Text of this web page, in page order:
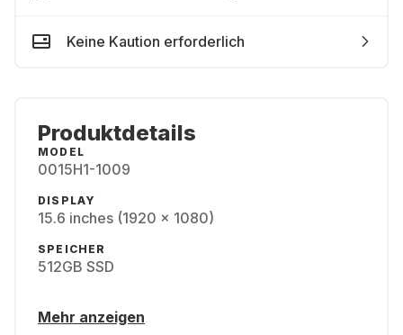
Keine Kaution erforderlich
Produktdetails
MODEL
0015H1-1009
DISPLAY
15.6 inches (1920 x 1080)
SPEICHER
512GB SSD
Mehr anzeigen